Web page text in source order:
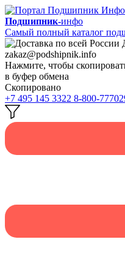
Подшипник-инфо
Самый полный каталог
zakaz@podshipnik.info
Нажмите, чтобы
в буфер обмена
Скопировано
+7 495 145 3322 8-800-